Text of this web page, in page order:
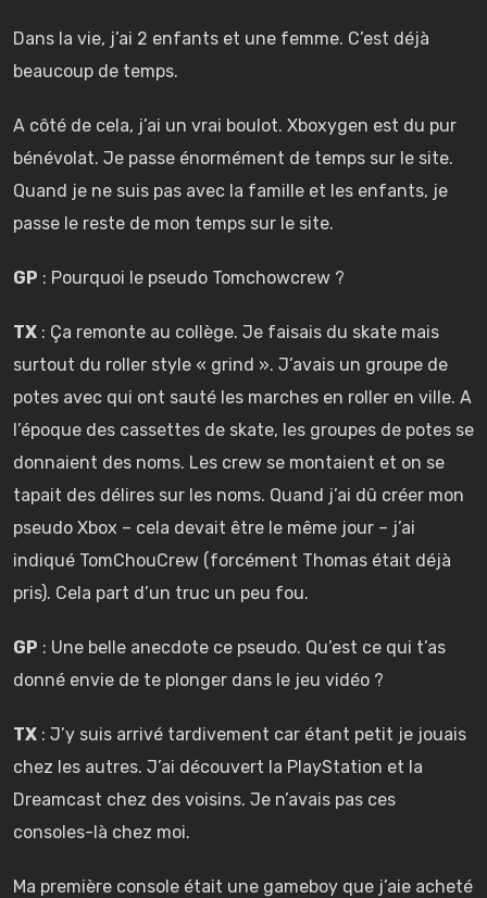
Dans la vie, j’ai 2 enfants et une femme. C’est déjà
beaucoup de temps.
A côté de cela, j’ai un vrai boulot. Xboxygen est du pur
bénévolat. Je passe énormément de temps sur le site.
Quand je ne suis pas avec la famille et les enfants, je
passe le reste de mon temps sur le site.
GP : Pourquoi le pseudo Tomchowcrew ?
TX : Ça remonte au collège. Je faisais du skate mais
surtout du roller style « grind ». J’avais un groupe de
potes avec qui ont sauté les marches en roller en ville. A
l’époque des cassettes de skate, les groupes de potes se
donnaient des noms. Les crew se montaient et on se
tapait des délires sur les noms. Quand j’ai dû créer mon
pseudo Xbox – cela devait être le même jour – j’ai
indiqué TomChouCrew (forcément Thomas était déjà
pris). Cela part d’un truc un peu fou.
GP : Une belle anecdote ce pseudo. Qu’est ce qui t’as
donné envie de te plonger dans le jeu vidéo ?
TX : J’y suis arrivé tardivement car étant petit je jouais
chez les autres. J’ai découvert la PlayStation et la
Dreamcast chez des voisins. Je n’avais pas ces
consoles-là chez moi.
Ma première console était une gameboy que j’aie acheté